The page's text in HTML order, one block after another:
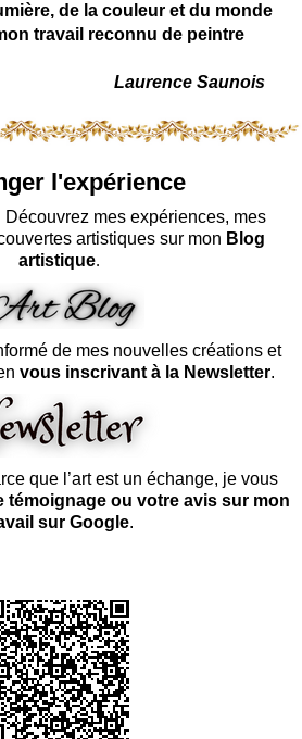
de la couleur et du monde
travail reconnu de peintre
Laurence Saunois
l'expérience
Découvrez mes expériences, mes
artistiques sur mon Blog
artistique.
de mes nouvelles créations et
vous inscrivant à la Newsletter.
que l’art est un échange, je vous
témoignage ou votre avis sur mon
sur Google.